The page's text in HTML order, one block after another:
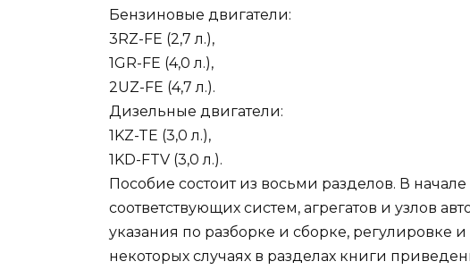
Бензиновые двигатели:
3RZ-FE (2,7 л.),
1GR-FE (4,0 л.),
2UZ-FE (4,7 л.).
Дизельные двигатели:
1KZ-TE (3,0 л.),
1KD-FTV (3,0 л.).
Пособие состоит из восьми разделов. В
соответствующих систем, агрегатов и узлов
указания по разборке и сборке, регулировке и
некоторых случаях в разделах книги